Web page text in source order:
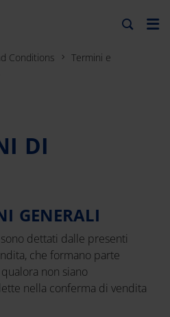
Conditions
Termini e
DI
GENERALI
dettati dalle presenti
che formano parte
non siano
nella conferma di vendita